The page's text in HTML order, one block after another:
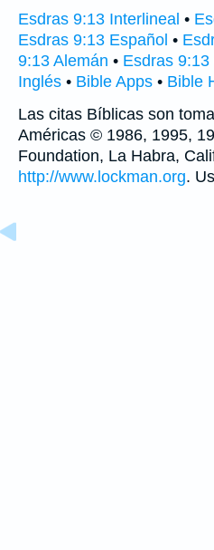
Esdras 9:13 Interlineal •
Esdras 9:13 Español •
9:13 Alemán • Esdras 9:13
Inglés • Bible Apps • Bible
Las citas Bíblicas son
Américas © 1986, 1995,
Foundation, La Habra,
http://www.lockman.org.